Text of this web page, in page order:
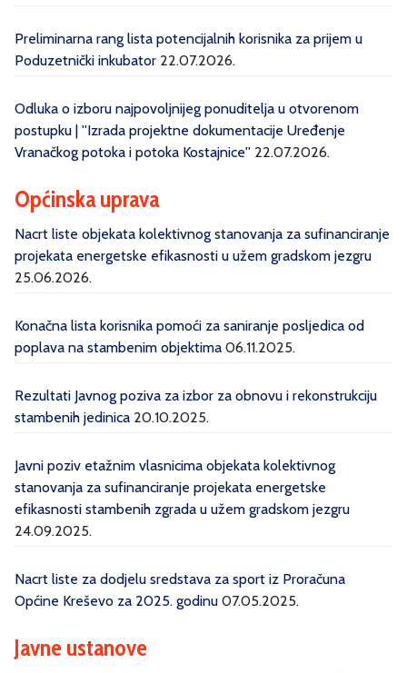
Preliminarna rang lista potencijalnih korisnika za prijem u
Poduzetnički inkubator 22.07.2026.
Odluka o izboru najpovoljnijeg ponuditelja u otvorenom
postupku | ''Izrada projektne dokumentacije Uređenje
Vranačkog potoka i potoka Kostajnice'' 22.07.2026.
Općinska uprava
Nacrt liste objekata kolektivnog stanovanja za sufinanciranje
projekata energetske efikasnosti u užem gradskom jezgru
25.06.2026.
Konačna lista korisnika pomoći za saniranje posljedica od
poplava na stambenim objektima 06.11.2025.
Rezultati Javnog poziva za izbor za obnovu i rekonstrukciju
stambenih jedinica 20.10.2025.
Javni poziv etažnim vlasnicima objekata kolektivnog
stanovanja za sufinanciranje projekata energetske
efikasnosti stambenih zgrada u užem gradskom jezgru
24.09.2025.
Nacrt liste za dodjelu sredstava za sport iz Proračuna
Općine Kreševo za 2025. godinu 07.05.2025.
Javne ustanove